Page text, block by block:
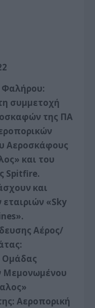
Φαλήρου:
συμμετοχή
της ΠΑ
Αεροσκάφους
και του
Spitfire.
και
«Sky
Αέρος/
Ομάδας
Μεμονωμένου
Αεροπορική